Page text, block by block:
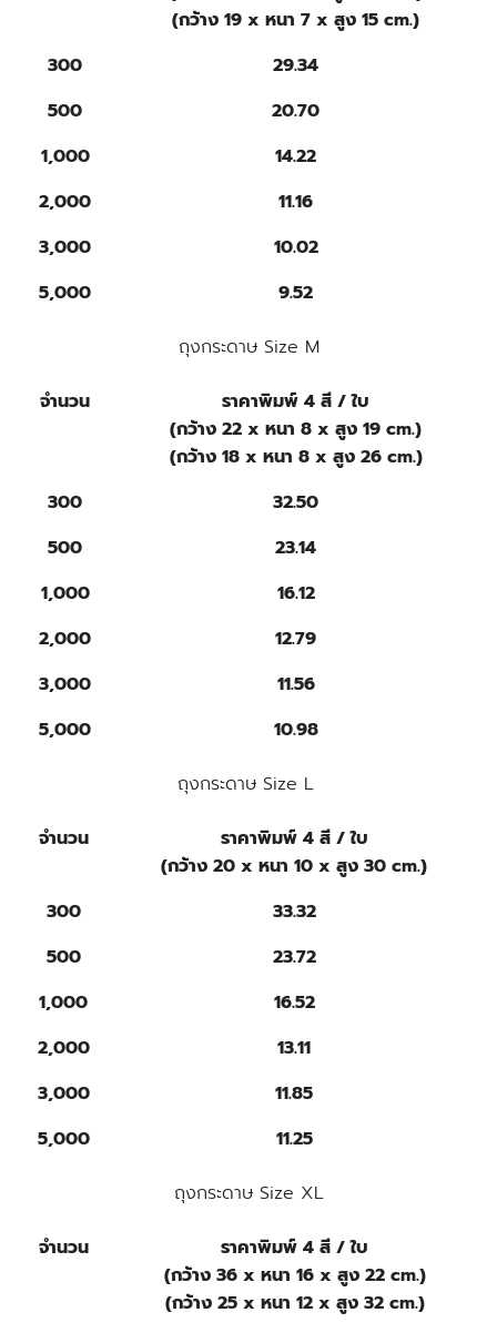
(กว้าง 19 x หนา 7 x สูง 15 cm.)
300
29.34
500
20.70
1,000
14.22
2,000
11.16
3,000
10.02
5,000
9.52
ถุงกระดาษ Size M
จำนวน
ราคาพิมพ์ 4 สี / ใบ
(กว้าง 22 x หนา 8 x สูง 19 cm.)
(กว้าง 18 x หนา 8 x สูง 26 cm.)
300
32.50
500
23.14
1,000
16.12
2,000
12.79
3,000
11.56
5,000
10.98
ถุงกระดาษ Size L
จำนวน
ราคาพิมพ์ 4 สี / ใบ
(กว้าง 20 x หนา 10 x สูง 30 cm.)
300
33.32
500
23.72
1,000
16.52
2,000
13.11
3,000
11.85
5,000
11.25
ถุงกระดาษ Size XL
จำนวน
ราคาพิมพ์ 4 สี / ใบ
(กว้าง 36 x หนา 16 x สูง 22 cm.)
(กว้าง 25 x หนา 12 x สูง 32 cm.)